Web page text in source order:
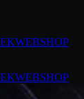
WEBSHOP
WEBSHOP